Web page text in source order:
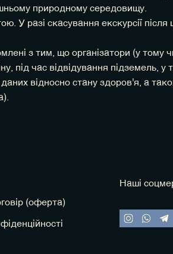
природному середовищу.
У разі скасування екскурсії
з тим, що організатори (у тому
час відвідування підземель, у
відносно стану здоров'я, а
(оферта)
Наші